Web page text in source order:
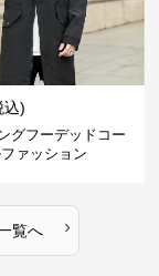
込)
グフーデッドコー
ァッション
覧へ ›